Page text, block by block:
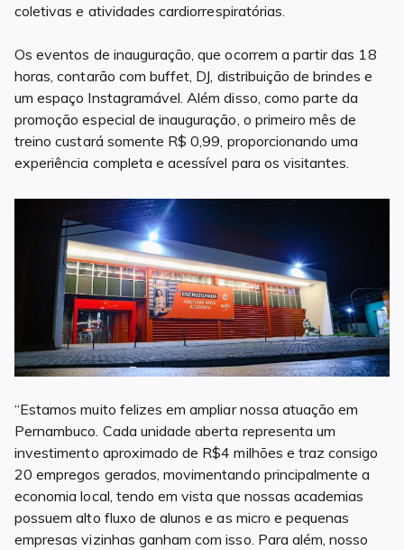
coletivas e atividades cardiorrespiratórias.
Os eventos de inauguração, que ocorrem a partir das 18
horas, contarão com buffet, DJ, distribuição de brindes e
um espaço Instagramável. Além disso, como parte da
promoção especial de inauguração, o primeiro mês de
treino custará somente R$ 0,99, proporcionando uma
experiência completa e acessível para os visitantes.
“Estamos muito felizes em ampliar nossa atuação em
Pernambuco. Cada unidade aberta representa um
investimento aproximado de R$4 milhões e traz consigo
20 empregos gerados, movimentando principalmente a
economia local, tendo em vista que nossas academias
possuem alto fluxo de alunos e as micro e pequenas
empresas vizinhas ganham com isso. Para além, nosso